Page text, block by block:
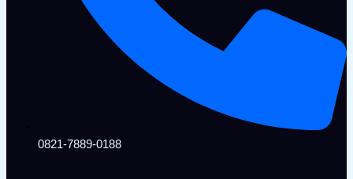
0821-7889-0188